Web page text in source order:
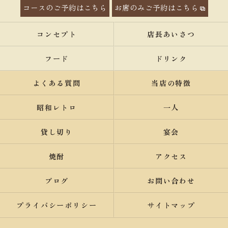
コースのご予約はこちら お席のみご予約はこちら
コンセプト 店長あいさつ
フード ドリンク
よくある質問 当店の特徴
昭和レトロ 一人
貸し切り 宴会
焼酎 アクセス
ブログ お問い合わせ
プライバシーポリシー サイトマップ